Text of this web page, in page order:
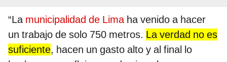
“La municipalidad de Limaha venido a hacer
un trabajo de solo 750 metros. La verdad no es
suficiente, hacen un gasto alto y al final lo